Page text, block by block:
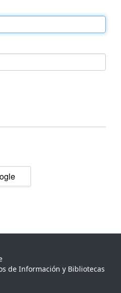
de Información y Bibliotecas